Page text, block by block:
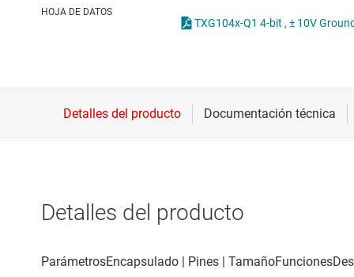
Interfaz
HOJA DE DATOS
Detalles del producto